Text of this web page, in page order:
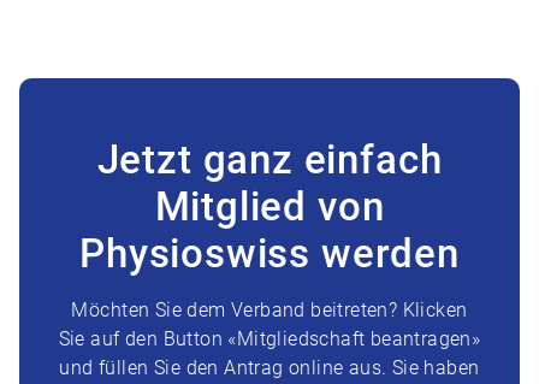
Jetzt ganz einfach
Mitglied von
Physioswiss werden
Möchten Sie dem Verband beitreten? Klicken
Sie auf den Button «Mitgliedschaft beantragen»
und füllen Sie den Antrag online aus. Sie haben